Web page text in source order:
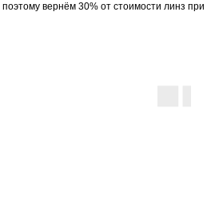
вернём 30% от стоимости линз при